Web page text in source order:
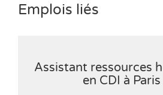
Emplois liés
Assistant ressources
en CDI à